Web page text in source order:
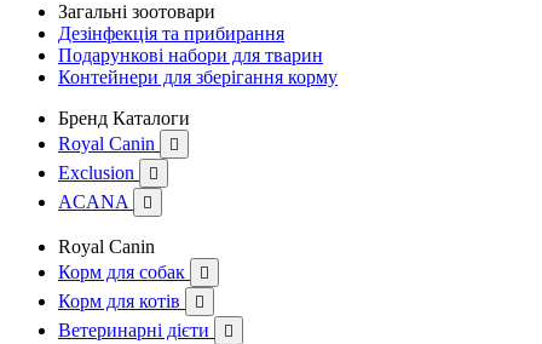
Загальні зоотовари
Дезінфекція та прибирання
Подарункові набори для тварин
Контейнери для зберігання корму
Бренд Каталоги
Royal Canin

Exclusion 
ACANA 
Royal Canin
Корм для собак

Корм для котів 
Ветеринарні дієти 